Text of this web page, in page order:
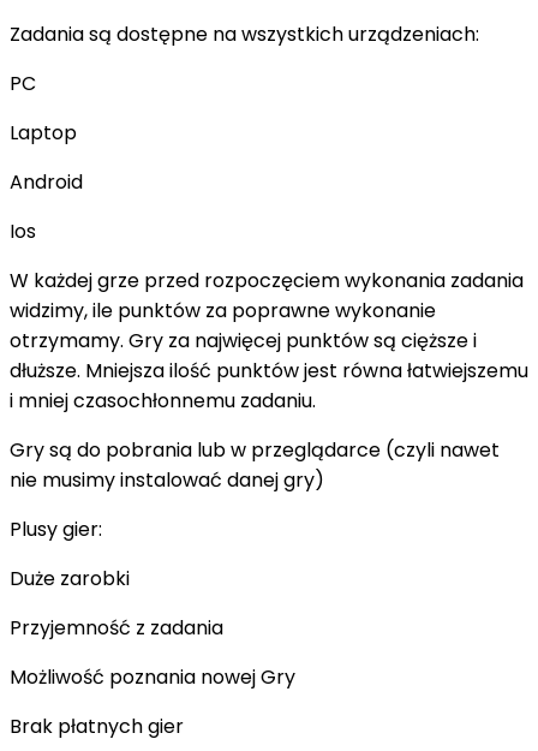
Zadania są dostępne na wszystkich urządzeniach:
PC
Laptop
Android
Ios
W każdej grze przed rozpoczęciem wykonania zadania
widzimy, ile punktów za poprawne wykonanie
otrzymamy. Gry za najwięcej punktów są cięższe i
dłuższe. Mniejsza ilość punktów jest równa łatwiejszemu
i mniej czasochłonnemu zadaniu.
Gry są do pobrania lub w przeglądarce (czyli nawet
nie musimy instalować danej gry)
Plusy gier:
Duże zarobki
Przyjemność z zadania
Możliwość poznania nowej Gry
Brak płatnych gier